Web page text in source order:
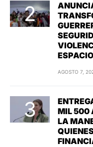
AGOSTO 7,
MIL 500
LA